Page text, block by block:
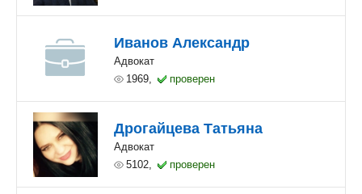
Иванов Александр
Адвокат
1969,
проверен
Дрогайцева Татьяна
Адвокат
5102,
проверен